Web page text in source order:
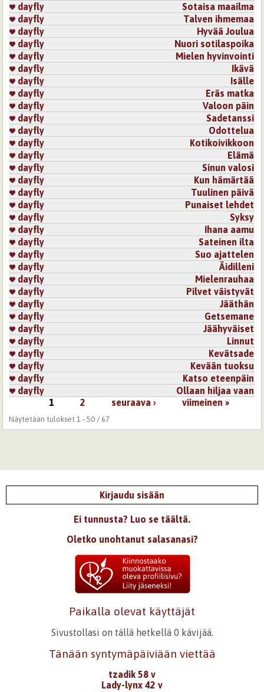
dayfly
Sotaisa maailma
dayfly
Talven ihmemaa
dayfly
Hyvää Joulua
dayfly
Nuori sotilaspoika
dayfly
Mielen hyvinvointi
dayfly
Ikävä
dayfly
Isälle
dayfly
Eräs matka
dayfly
Valoon päin
dayfly
Sadetanssi
dayfly
Odottelua
dayfly
Kotikoivikkoon
dayfly
Elämä
dayfly
Sinun valosi
dayfly
Kun hämärtää
dayfly
Tuulinen päivä
dayfly
Punaiset lehdet
dayfly
Syksy
dayfly
Ihana aamu
dayfly
Sateinen ilta
dayfly
Suo ajattelen
dayfly
Äidilleni
dayfly
Mielenrauhaa
dayfly
Pilvet väistyvät
dayfly
Jääthän
dayfly
Getsemane
dayfly
Jäähyväiset
dayfly
Linnut
dayfly
Kevätsade
dayfly
Kevään tuoksu
dayfly
Katso eteenpäin
dayfly
Ollaan hiljaa vaan
1 2 seuraava › viimeinen »
Näytetään tulokset 1 - 50 / 67
Kirjaudu sisään
Ei tunnusta? Luo se täältä.
Oletko unohtanut salasanasi?
Paikalla olevat käyttäjät
Sivustollasi on tällä hetkellä 0 kävijää.
Tänään syntymäpäiviään viettää
tzadik 58 v
Lady-lynx 42 v